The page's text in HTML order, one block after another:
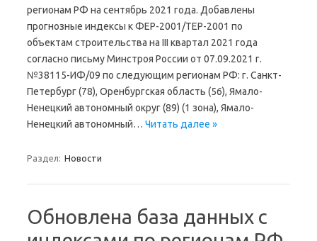
регионам РФ на сентябрь 2021 года. Добавлены
прогнозные индексы к ФЕР-2001/ТЕР-2001 по
объектам строительства на III квартал 2021 года
согласно письму Минстроя России от 07.09.2021 г.
№38115-ИФ/09 по следующим регионам РФ: г. Санкт-
Петербург (78), Оренбургская область (56), Ямало-
Ненецкий автономный округ (89) (1 зона), Ямало-
Ненецкий автономный… Читать далее »
Раздел: Новости
Обновлена база данных с